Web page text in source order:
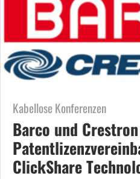
Kabellose Konferenzen
Barco und
ClickShare